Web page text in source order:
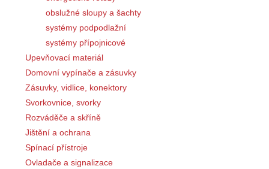
obslužné sloupy a šachty
systémy podpodlažní
systémy přípojnicové
Upevňovací materiál
Domovní vypínače a zásuvky
Zásuvky, vidlice, konektory
Svorkovnice, svorky
Rozváděče a skříně
Jištění a ochrana
Spínací přístroje
Ovladače a signalizace